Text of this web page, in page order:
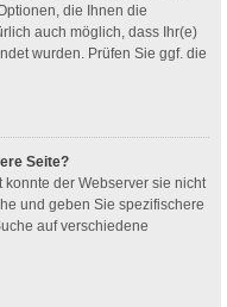
die Ihnen die
auch möglich, dass Ihr(e)
wurden. Prüfen Sie ggf. die
Seite?
der Webserver sie nicht
und geben Sie spezifischere
auf verschiedene